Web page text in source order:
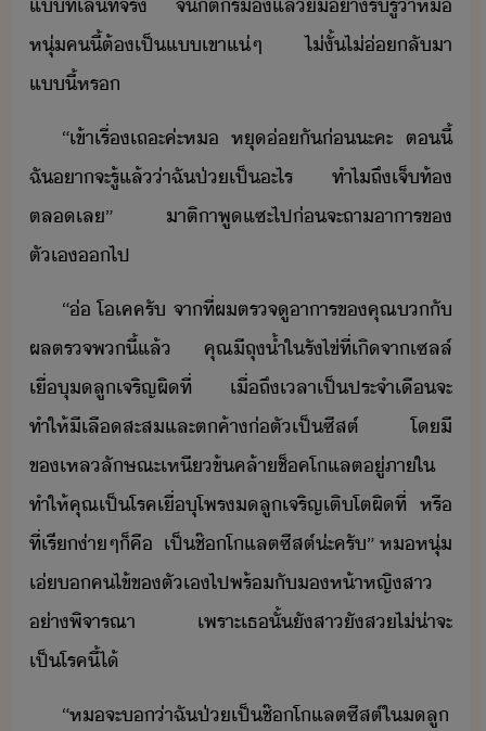
หุ่​ค​ี้​ต้​เป็​แ​เขา​แ่ๆ​ ​ไ่ั้​ไ่​่​ลัา​
แี้​หร
“​เข้าเรื่​เถะ​ค่ะ​ห​ ​หุ​่​ั​่​ะคะ​ ​ตี้​
ฉั​า​จะ​รู้​แล้​่า​ฉั​ป่​เป็​ะไร​ ​ทำไ​ถึ​เจ็ท้​
ตล​เล​”​ ​าติ​า​พู​แซะ​ไป​่​จะ​ถา​าาร​ข​
ตัเ​​ไป
“​่​ ​โเค​ครั​ ​จา​ที่​ผ​ตรจู​าาร​ข​คุณ​​ั​
ผล​ตรจ​พ​ี้​แล้​ ​คุณี​ถุ​้ำ​ใ​รัไข่​ที่เิ​จา​เซลล์​
เื่​ุ​ลู​เจริญ​ผิ​ที่​ ​เื่ถึ​เลา​เป็ประจำ​เื​จะ​
ทำให้​ี​เลื​สะส​และ​ตค้า​่ตั​เป็​ซีสต์​ ​โ​ี​
ขเหล​ลัษณะ​เหี​ข้​คล้า​ช็คโแลต​ู่​ภาใ​ ​
ทำให้​คุณ​เป็โรค​เื่​ุ​โพร​ลู​เจริญเติโต​ผิ​ที่​ ​หรื​
ที่​เรี​่าๆ​็​คื​ ​ ​เป็​ช๊โแลต​ซีสต์​่ะ​ครั​”​ ​ห​หุ่​
เ่​​คไข้​ข​ตัเ​ไป​พร้ั​ห้า​หญิสา​
่า​พิจารณา​ ​เพราะ​เธ​ั้​ั​สา​ั​ส​ไ่่า​จะ​
เป็โรค​ี้​ไ้
“​ห​จะ​่า​ฉั​ป่​เป็​ช๊โแลต​ซีสต์​ใ​ลู​